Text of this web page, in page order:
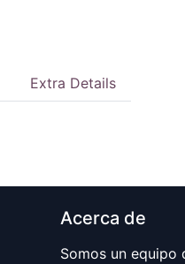
Extra Details
Acerca de
Somos un equipo